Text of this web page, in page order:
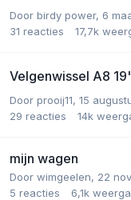
Door birdy power, 6
31 reacties 17,7k
Velgenwissel A8
Door prooij11, 15
29 reacties 14k
mijn wagen
Door wimgeelen, 22
5 reacties 6,1k